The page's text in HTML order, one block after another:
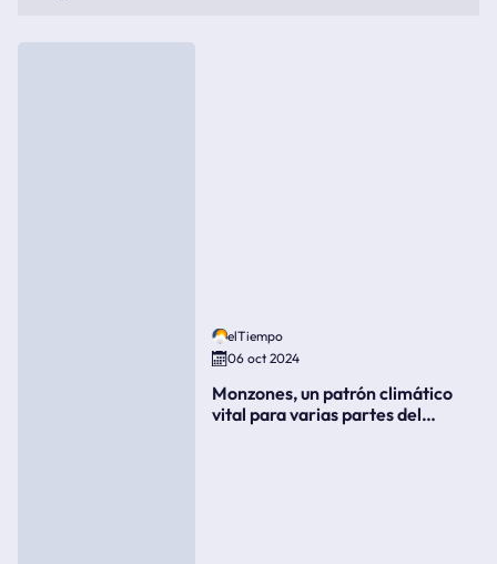
elTiempo
06 oct 2024
Monzones, un patrón climático
vital para varias partes del